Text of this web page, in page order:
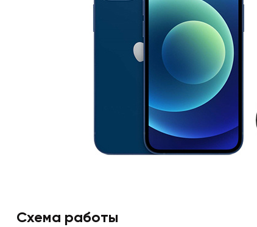
Схема работы